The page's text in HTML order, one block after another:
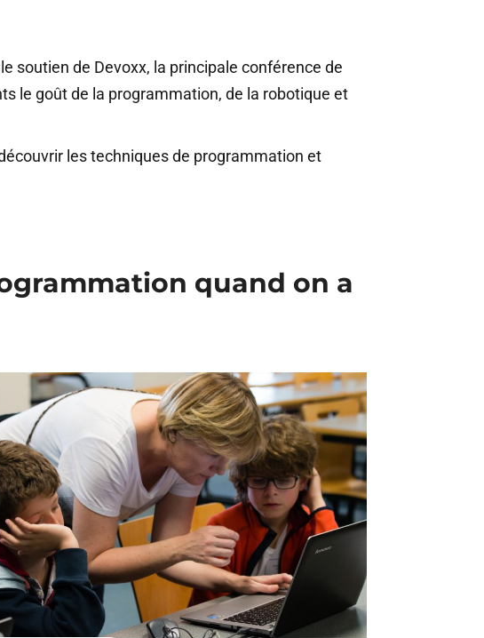
soutien de Devoxx, la principale conférence de
le goût de la programmation, de la robotique et
les techniques de programmation et
quand on a